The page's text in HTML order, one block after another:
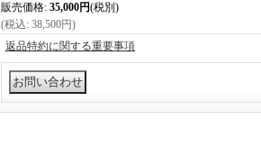
販売価格: 35,000円(税別)
(税込: 38,500円)
返品特約に関する重要事項